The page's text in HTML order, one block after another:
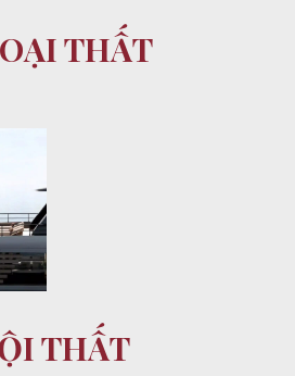
THẤT
THẤT